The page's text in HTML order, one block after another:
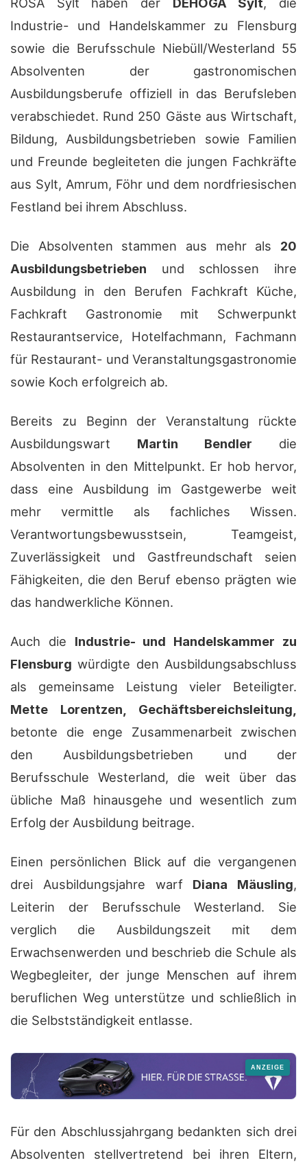
Industrie- und Handelskammer zu Flensburg
sowie die Berufsschule Niebüll/Westerland 55
Absolventen der gastronomischen
Ausbildungsberufe offiziell in das Berufsleben
verabschiedet. Rund 250 Gäste aus Wirtschaft,
Bildung, Ausbildungsbetrieben sowie Familien
und Freunde begleiteten die jungen Fachkräfte
aus Sylt, Amrum, Föhr und dem nordfriesischen
Festland bei ihrem Abschluss.
Die Absolventen stammen aus mehr als 20
Ausbildungsbetrieben und schlossen ihre
Ausbildung in den Berufen Fachkraft Küche,
Fachkraft Gastronomie mit Schwerpunkt
Restaurantservice, Hotelfachmann, Fachmann
für Restaurant- und Veranstaltungsgastronomie
sowie Koch erfolgreich ab.
Bereits zu Beginn der Veranstaltung rückte
Ausbildungswart Martin Bendler die
Absolventen in den Mittelpunkt. Er hob hervor,
dass eine Ausbildung im Gastgewerbe weit
mehr vermittle als fachliches Wissen.
Verantwortungsbewusstsein, Teamgeist,
Zuverlässigkeit und Gastfreundschaft seien
Fähigkeiten, die den Beruf ebenso prägten wie
das handwerkliche Können.
Auch die Industrie- und Handelskammer zu
Flensburg würdigte den Ausbildungsabschluss
als gemeinsame Leistung vieler Beteiligter.
Mette Lorentzen, Gechäftsbereichsleitung,
betonte die enge Zusammenarbeit zwischen
den Ausbildungsbetrieben und der
Berufsschule Westerland, die weit über das
übliche Maß hinausgehe und wesentlich zum
Erfolg der Ausbildung beitrage.
Einen persönlichen Blick auf die vergangenen
drei Ausbildungsjahre warf Diana Mäusling,
Leiterin der Berufsschule Westerland. Sie
verglich die Ausbildungszeit mit dem
Erwachsenwerden und beschrieb die Schule als
Wegbegleiter, der junge Menschen auf ihrem
beruflichen Weg unterstütze und schließlich in
die Selbstständigkeit entlasse.
Für den Abschlussjahrgang bedankten sich drei
Absolventen stellvertretend bei ihren Eltern,